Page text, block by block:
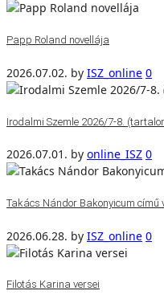
Papp Roland novellája
2026.07.02. by ISZ_online 0
Irodalmi Szemle 2026/7-8.
2026.07.01. by online_ISZ 0
Takács Nándor Bakonyicum című
2026.06.28. by ISZ_online 0
Filotás Karina versei